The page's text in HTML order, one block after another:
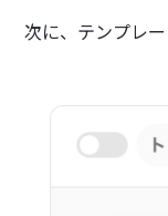
次に、テンプレ